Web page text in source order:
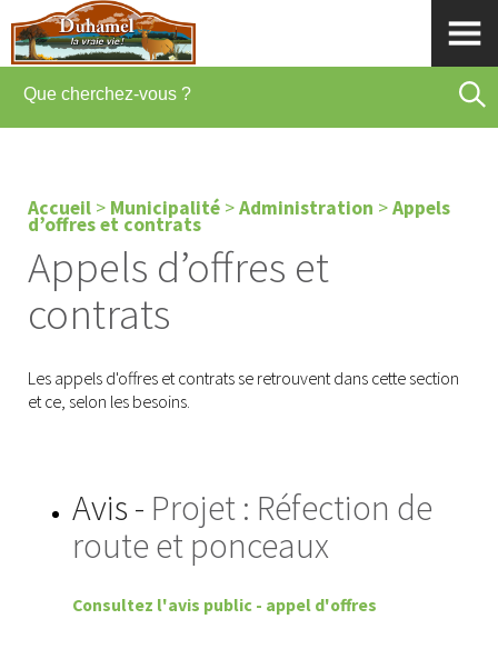
Accueil > Municipalité >Administration >Appels
d’offres et contrats
Appels d’offres et
contrats
Les appels d'offres et contrats se retrouvent dans cette section
et ce, selon les besoins.
Avis - Projet : Réfection de
route et ponceaux
Consultez l'avis public - appel d'offres